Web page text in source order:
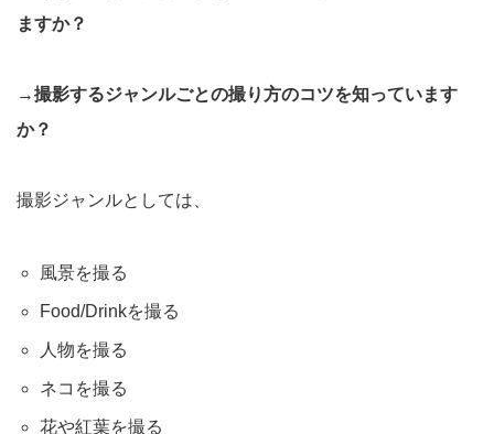
ますか？
→撮影するジャンルごとの撮り方のコツを知っています
か？
撮影ジャンルとしては、
風景を撮る
Food/Drinkを撮る
人物を撮る
ネコを撮る
花や紅葉を撮る